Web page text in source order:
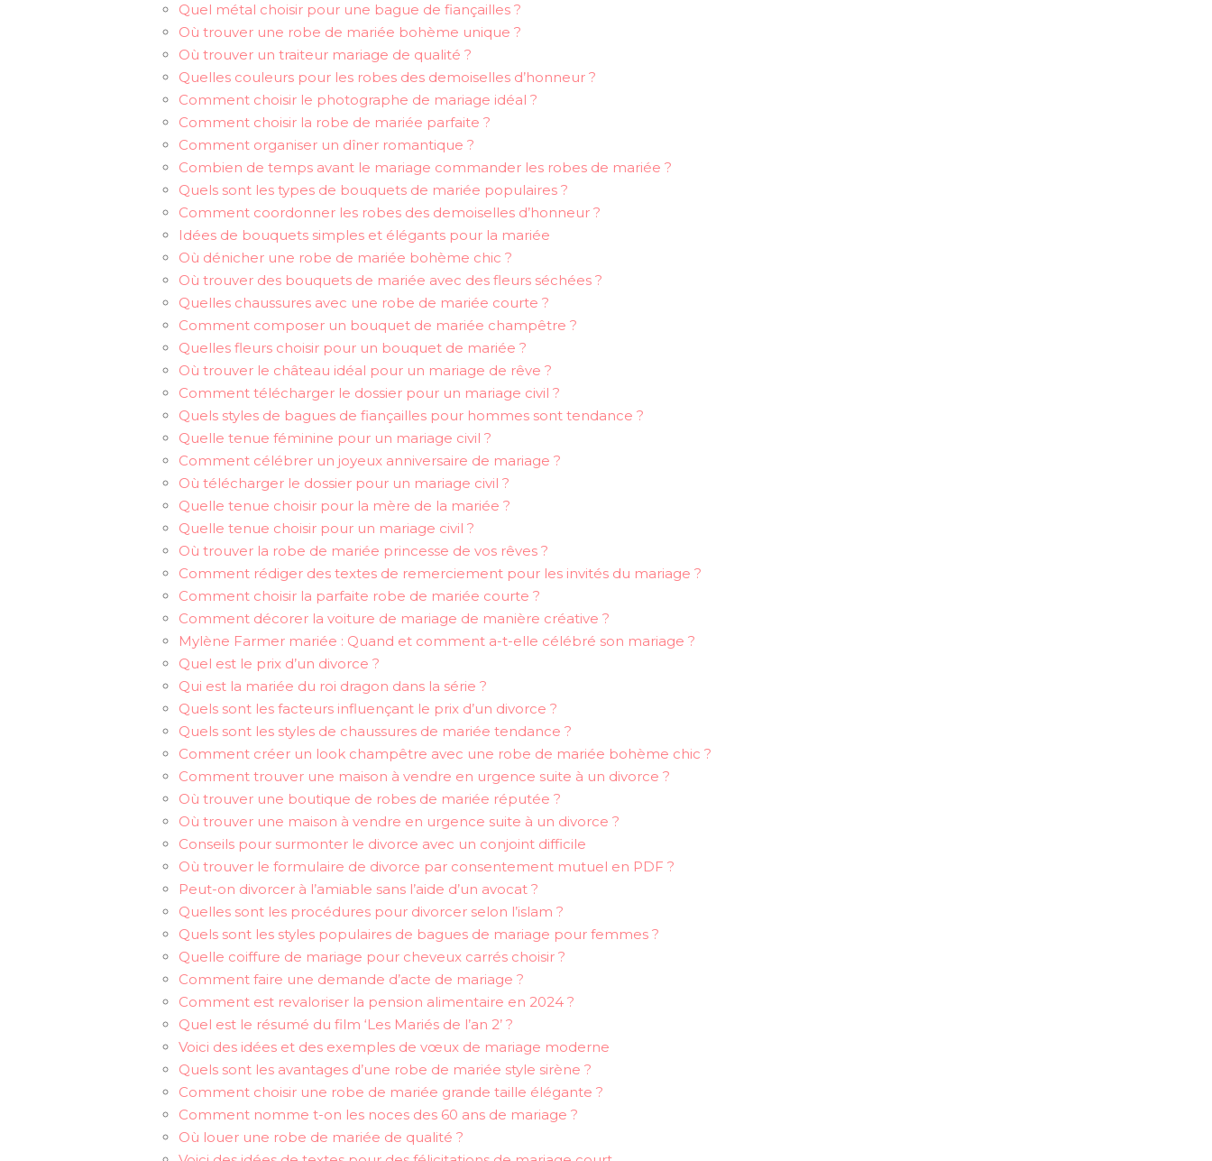
Quel métal choisir pour une bague de fiançailles ?
Où trouver une robe de mariée bohème unique ?
Où trouver un traiteur mariage de qualité ?
Quelles couleurs pour les robes des demoiselles d’honneur ?
Comment choisir le photographe de mariage idéal ?
Comment choisir la robe de mariée parfaite ?
Comment organiser un dîner romantique ?
Combien de temps avant le mariage commander les robes de mariée ?
Quels sont les types de bouquets de mariée populaires ?
Comment coordonner les robes des demoiselles d’honneur ?
Idées de bouquets simples et élégants pour la mariée
Où dénicher une robe de mariée bohème chic ?
Où trouver des bouquets de mariée avec des fleurs séchées ?
Quelles chaussures avec une robe de mariée courte ?
Comment composer un bouquet de mariée champêtre ?
Quelles fleurs choisir pour un bouquet de mariée ?
Où trouver le château idéal pour un mariage de rêve ?
Comment télécharger le dossier pour un mariage civil ?
Quels styles de bagues de fiançailles pour hommes sont tendance ?
Quelle tenue féminine pour un mariage civil ?
Comment célébrer un joyeux anniversaire de mariage ?
Où télécharger le dossier pour un mariage civil ?
Quelle tenue choisir pour la mère de la mariée ?
Quelle tenue choisir pour un mariage civil ?
Où trouver la robe de mariée princesse de vos rêves ?
Comment rédiger des textes de remerciement pour les invités du mariage ?
Comment choisir la parfaite robe de mariée courte ?
Comment décorer la voiture de mariage de manière créative ?
Mylène Farmer mariée : Quand et comment a-t-elle célébré son mariage ?
Quel est le prix d’un divorce ?
Qui est la mariée du roi dragon dans la série ?
Quels sont les facteurs influençant le prix d’un divorce ?
Quels sont les styles de chaussures de mariée tendance ?
Comment créer un look champêtre avec une robe de mariée bohème chic ?
Comment trouver une maison à vendre en urgence suite à un divorce ?
Où trouver une boutique de robes de mariée réputée ?
Où trouver une maison à vendre en urgence suite à un divorce ?
Conseils pour surmonter le divorce avec un conjoint difficile
Où trouver le formulaire de divorce par consentement mutuel en PDF ?
Peut-on divorcer à l’amiable sans l’aide d’un avocat ?
Quelles sont les procédures pour divorcer selon l’islam ?
Quels sont les styles populaires de bagues de mariage pour femmes ?
Quelle coiffure de mariage pour cheveux carrés choisir ?
Comment faire une demande d’acte de mariage ?
Comment est revaloriser la pension alimentaire en 2024 ?
Quel est le résumé du film ‘Les Mariés de l’an 2’ ?
Voici des idées et des exemples de vœux de mariage moderne
Quels sont les avantages d’une robe de mariée style sirène ?
Comment choisir une robe de mariée grande taille élégante ?
Comment nomme t-on les noces des 60 ans de mariage ?
Où louer une robe de mariée de qualité ?